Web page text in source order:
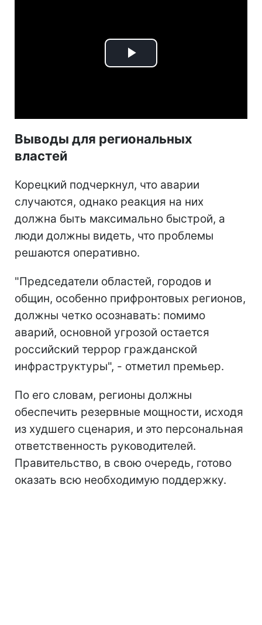
Play
Выводы для региональных
властей
Корецкий подчеркнул, что аварии
случаются, однако реакция на них
должна быть максимально быстрой, а
люди должны видеть, что проблемы
решаются оперативно.
"Председатели областей, городов и
общин, особенно прифронтовых регионов,
должны четко осознавать: помимо
аварий, основной угрозой остается
российский террор гражданской
инфраструктуры", - отметил премьер.
По его словам, регионы должны
обеспечить резервные мощности, исходя
из худшего сценария, и это персональная
ответственность руководителей.
Правительство, в свою очередь, готово
оказать всю необходимую поддержку.